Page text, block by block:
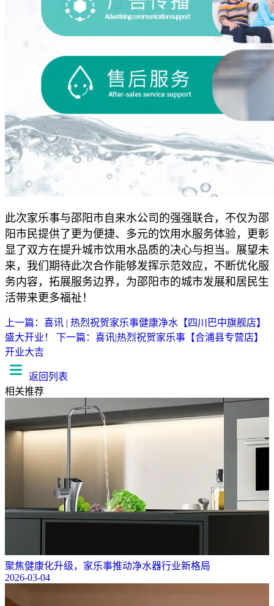
此次家乐事与邵阳市自来水公司的强强联合，不仅为邵
阳市民提供了更为便捷、多元的饮用水服务体验，更彰
显了双方在提升城市饮用水品质的决心与担当。展望未
来，我们期待此次合作能够发挥示范效应，不断优化服
务内容，拓展服务边界，为邵阳市的城市发展和居民生
活带来更多福祉！
上一篇：喜讯 | 热烈祝贺家乐事健康净水【四川巴中旗舰店】
盛大开业！
下一篇：喜讯|热烈祝贺家乐事【合浦县专营店】
开业大吉
返回列表
相关推荐
聚焦健康化升级，家乐事推动净水器行业新格局
2026-03-04